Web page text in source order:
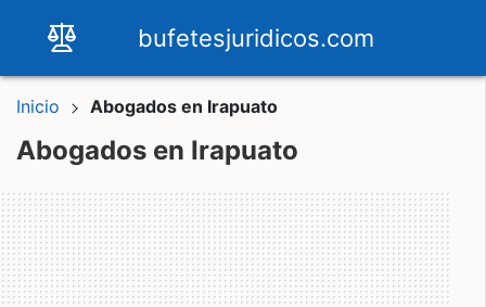
bufetesjuridicos.com
Inicio Abogados en Irapuato
Abogados en Irapuato